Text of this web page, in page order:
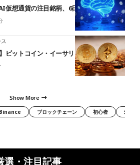
想通貨の注目銘柄、6日に新機能も
ビットコイン・イーサリアム流入継続
Show More
Binance ブロックチェーン 初心者 米国
選・注目記事